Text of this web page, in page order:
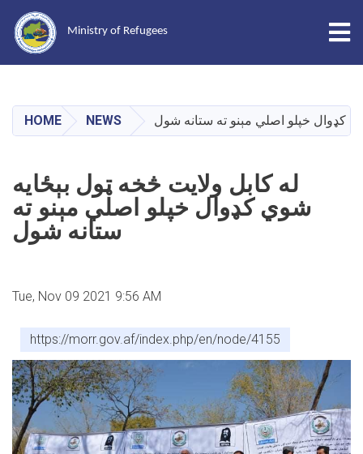
main
content
Ministry of Refugees
HOME NEWS کډوال خپلو اصلي مېنو ته ستانه شول
له کابل ولايت څخه ټول بېځايه
شوي کډوال خپلو اصلي مېنو ته
ستانه شول
Tue, Nov 09 2021 9:56 AM
https://morr.gov.af/index.php/en/node/4155